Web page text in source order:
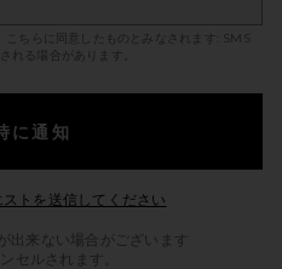
こちらに同意したものとみなされます:
SMS
れる場合があります。
に通知
トを送信してください
出来ない場合がございます
セルされます。